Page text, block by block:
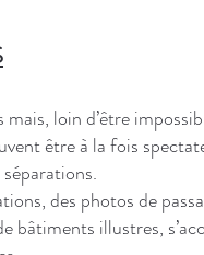
loin d’être
être à la fois
des photos de
bâtiments illustres,